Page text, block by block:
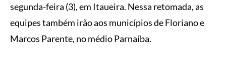
segunda-feira (3), em Itaueira. Nessa retomada, as
equipes também irão aos municípios de Floriano e
Marcos Parente, no médio Parnaíba.